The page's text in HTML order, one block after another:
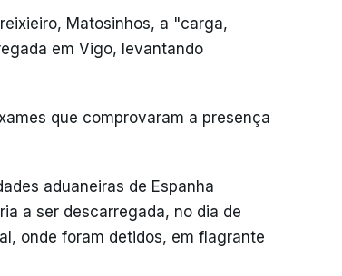
Matosinhos, a "carga,
em Vigo, levantando
que comprovaram a presença
aduaneiras de Espanha
a ser descarregada, no dia de
onde foram detidos, em flagrante